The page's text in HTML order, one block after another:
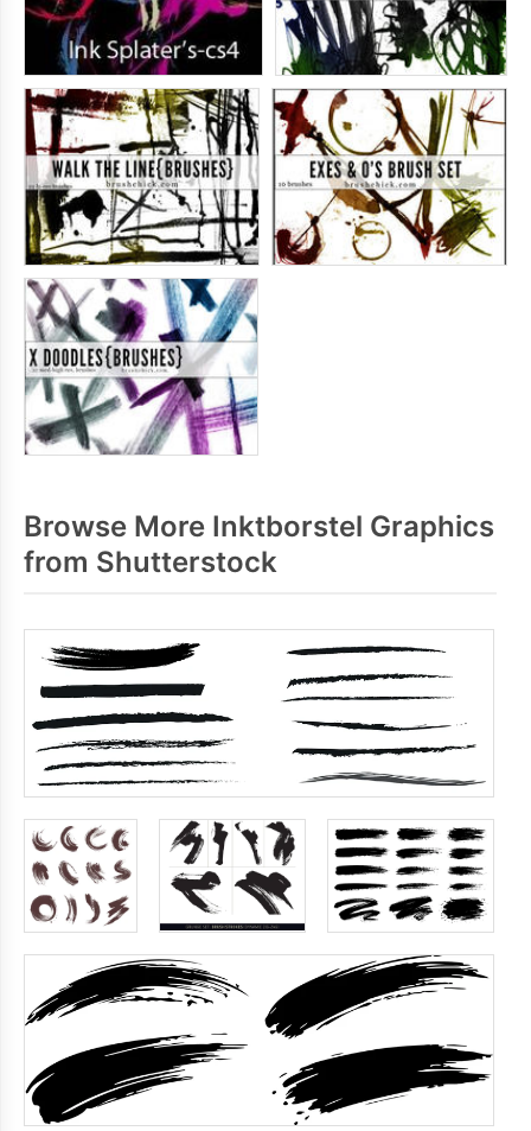
Browse More Inktborstel Graphics
from Shutterstock